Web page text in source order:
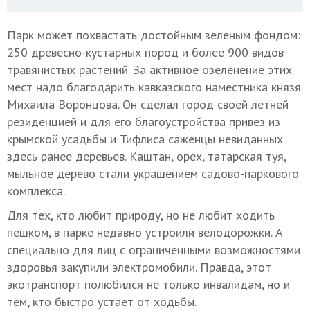
Парк может похвастать достойным зеленым фондом:
250 древесно-кустарных пород и более 900 видов
травянистых растений. За активное озеленение этих
мест надо благодарить кавказского наместника князя
Михаила Воронцова. Он сделал город своей летней
резиденцией и для его благоустройства привез из
крымской усадьбы и Тифлиса саженцы невиданных
здесь ранее деревьев. Каштан, орех, татарская туя,
мыльное дерево стали украшением садово-паркового
комплекса.
Для тех, кто любит природу, но не любит ходить
пешком, в парке недавно устроили велодорожки. А
специально для лиц с ограниченными возможностями
здоровья закупили электромобили. Правда, этот
экотранспорт полюбился не только инвалидам, но и
тем, кто быстро устает от ходьбы.